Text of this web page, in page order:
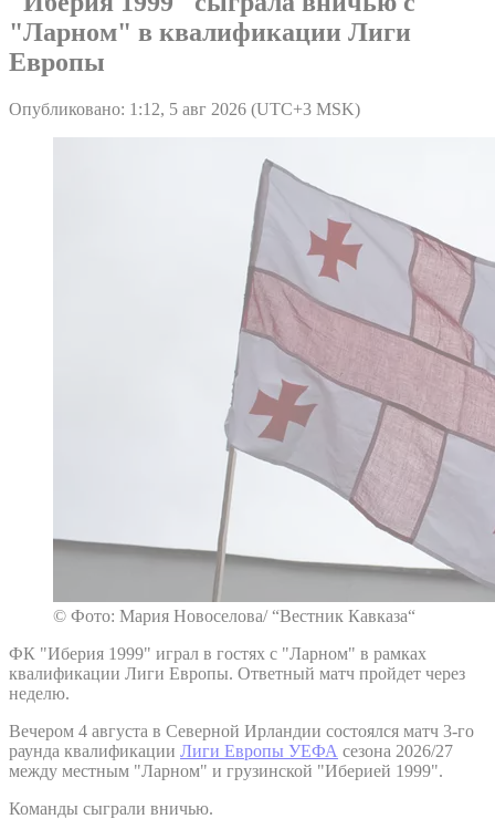
"Ларном" в квалификации Лиги
Европы
Опубликовано: 1:12, 5 авг 2026 (UTC+3 MSK)
© Фото: Мария Новоселова/ “Вестник Кавказа“
ФК "Иберия 1999" играл в гостях с "Ларном" в рамках
квалификации Лиги Европы. Ответный матч пройдет через
неделю.
Вечером 4 августа в Северной Ирландии состоялся матч 3-го
раунда квалификации Лиги Европы УЕФА сезона 2026/27
между местным "Ларном" и грузинской "Иберией 1999".
Команды сыграли вничью.